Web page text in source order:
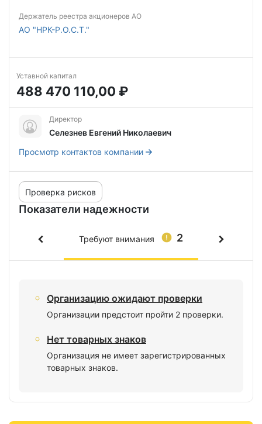
Держатель реестра акционеров АО
АО "НРК-Р.О.С.Т."
Уставной капитал
488 470 110,00 ₽
Директор
Селезнев Евгений Николаевич
Просмотр контактов компании
Показатели надежности
Проверка рисков
2
Требуют внимания
Организацию ожидают проверки
Организации предстоит пройти 2 проверки.
Нет товарных знаков
Организация не имеет зарегистрированных
товарных знаков.